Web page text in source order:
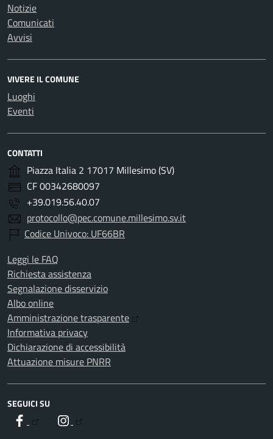
Notizie
Comunicati
Avvisi
VIVERE IL COMUNE
Luoghi
Eventi
CONTATTI
Piazza Italia 2 17017 Millesimo (SV)
CF 00342680097
+39.019.56.40.07
protocollo@pec.comune.millesimo.sv.it
Codice Univoco: UF66BR
Leggi le FAQ
Richiesta assistenza
Segnalazione disservizio
Albo online
Amministrazione trasparente
Informativa privacy
Dichiarazione di accessibilità
Attuazione misure PNRR
SEGUICI SU
Facebook Instagram